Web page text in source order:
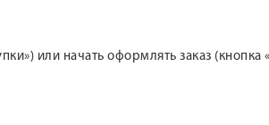
или начать оформлять заказ (кнопка